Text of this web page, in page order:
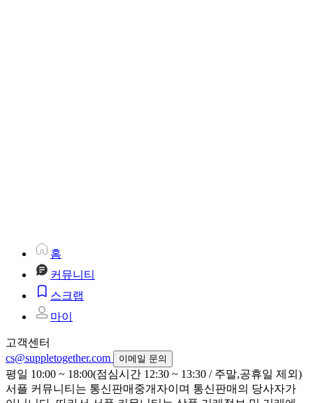
홈
커뮤니티
스크랩
마이
고객센터
cs@suppletogether.com
이메일 문의
평일 10:00 ~ 18:00(점심시간 12:30 ~ 13:30 / 주말,공휴일 제외)
서플 커뮤니티는 통신판매중개자이며 통신판매의 당사자가